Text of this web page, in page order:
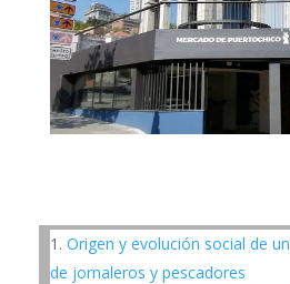
Origen y evolución social de
de jornaleros y pescadores